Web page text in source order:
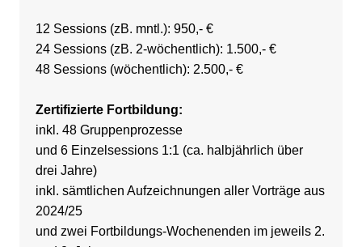
12 Sessions (zB. mntl.): 950,- €
24 Sessions (zB. 2-wöchentlich): 1.500,- €
48 Sessions (wöchentlich): 2.500,- €
Zertifizierte Fortbildung:
inkl. 48 Gruppenprozesse
und 6 Einzelsessions 1:1 (ca. halbjährlich über
drei Jahre)
inkl. sämtlichen Aufzeichnungen aller Vorträge aus
2024/25
und zwei Fortbildungs-Wochenenden im jeweils 2.